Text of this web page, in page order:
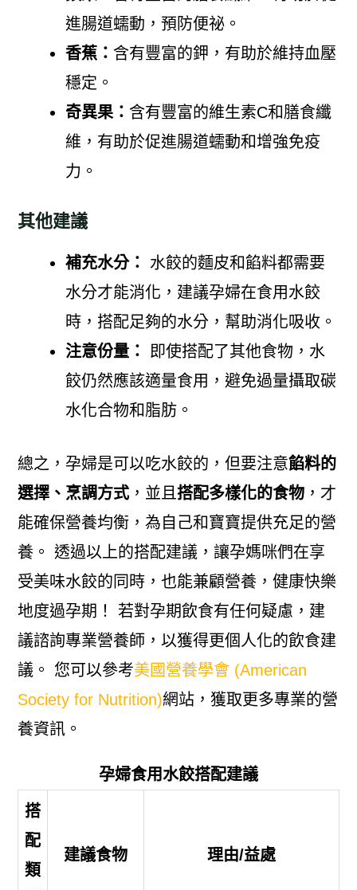
進腸道蠕動，預防便祕。
香蕉： 含有豐富的鉀，有助於維持血壓
穩定。
奇異果： 含有豐富的維生素C和膳食纖
維，有助於促進腸道蠕動和增強免疫
力。
其他建議
補充水分：
水餃的麵皮和餡料都需要
水分才能消化，建議孕婦在食用水餃
時，搭配足夠的水分，幫助消化吸收。
注意份量：
即使搭配了其他食物，水
餃仍然應該適量食用，避免過量攝取碳
水化合物和脂肪。
總之，孕婦是可以吃水餃的，但要注意餡料的
選擇、烹調方式，並且 搭配多樣化的食物，才
能確保營養均衡，為自己和寶寶提供充足的營
養。 透過以上的搭配建議，讓孕媽咪們在享
受美味水餃的同時，也能兼顧營養，健康快樂
地度過孕期！ 若對孕期飲食有任何疑慮，建
議諮詢專業營養師，以獲得更個人化的飲食建
議。 您可以參考美國營養學會 (American
Society for Nutrition)網站，獲取更多專業的營
養資訊。
孕婦食用水餃搭配建議
搭
配
類
建議食物 理由/益處